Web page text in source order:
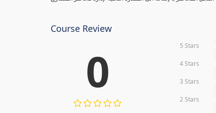
Course Review
0 5 Stars
4 Stars
3 Stars
2 Stars